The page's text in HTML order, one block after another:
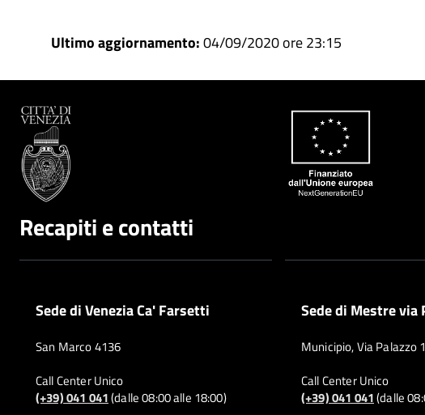
Ultimo aggiornamento:04/09/2020 ore 23:15
Recapiti e contatti
Sede di Venezia Ca' Farsetti
San Marco 4136
Call Center Unico
(+39) 041 041(dalle 08:00 alle 18:00)
Sede di Mestre via
Municipio, Via Palazzo 1
Call Center Unico
(+39) 041 041(dalle